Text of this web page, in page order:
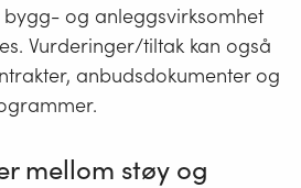
og anleggsvirksomhet
Vurderinger/tiltak kan også
anbudsdokumenter og
mellom støy og